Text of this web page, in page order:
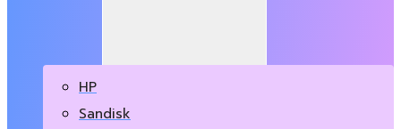
HP
Sandisk